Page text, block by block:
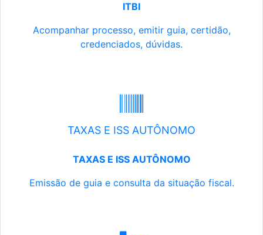
ITBI
Acompanhar processo, emitir guia, certidão,
credenciados, dúvidas.
TAXAS E ISS AUTÔNOMO
TAXAS E ISS AUTÔNOMO
Emissão de guia e consulta da situação fiscal.